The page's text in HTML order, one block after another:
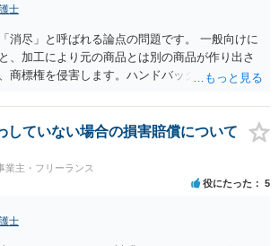
士
消尽」と呼ばれる論点の問題です。 一般向けに
、加工により元の商品とは別の商品が作り出さ
商標権を侵害します。ハンドバッグをポーチに
う修理）は、商標権を侵害しません。 商標権者
ときに対価を回収しているので、商標権は用い
知らないところで、販売した商品から別の商品
品）が作りだされてしまうと、その商品が仮に
標権者のブランドイメージが傷ついてしまいま
にクレームが来てしまいますので、商標権を侵
流通すれば商標権（ロゴマーク等）に対する一
していない場合の損害賠償について
業主・フリーランス
役にたった 5
士